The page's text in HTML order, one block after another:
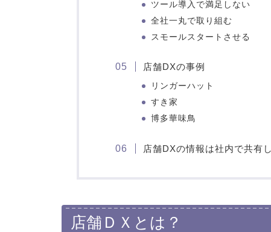
ツール導入で満足しない
全社一丸で取り組む
スモールスタートさせる
店舗DXの事例
リンガーハット
すき家
博多華味鳥
店舗DXの情報は社内で共有
店舗ＤＸとは？